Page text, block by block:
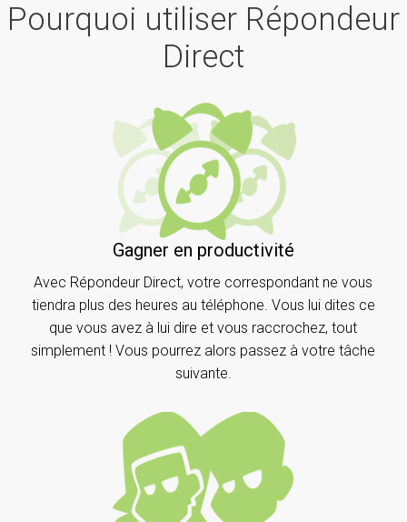
Pourquoi utiliser Répondeur
Direct
Gagner en productivité
Avec Répondeur Direct, votre correspondant ne vous
tiendra plus des heures au téléphone. Vous lui dites ce
que vous avez à lui dire et vous raccrochez, tout
simplement ! Vous pourrez alors passez à votre tâche
suivante.